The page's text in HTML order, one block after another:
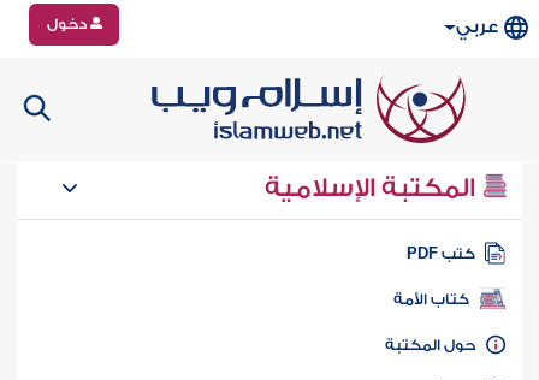
عربي دخول
المكتبة الإسلامية
كتب PDF
كتاب الأمة